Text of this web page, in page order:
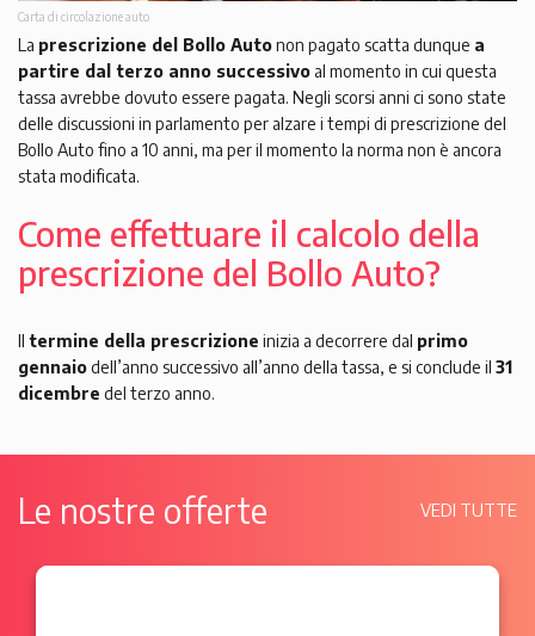
Carta di circolazione auto
La prescrizione del Bollo Autonon pagato scatta dunque a
partire dal terzo anno successivo al momento in cui questa
tassa avrebbe dovuto essere pagata. Negli scorsi anni ci sono state
delle discussioni in parlamento per alzare i tempi di prescrizione del
Bollo Auto fino a 10 anni, ma per il momento la norma non è ancora
stata modificata.
Come effettuare il calcolo della
prescrizione del Bollo Auto?
Il termine della prescrizione inizia a decorrere dal primo
gennaiodell’anno successivo all’anno della tassa, e si conclude il 31
dicembre del terzo anno.
Le nostre offerte VEDI TUTTE